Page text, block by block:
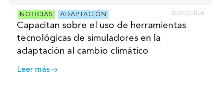
NOTICIAS ADAPTACIÓN 08/03/2026
Capacitan sobre el uso de herramientas
tecnológicas de simuladores en la
adaptación al cambio climático
Leer más